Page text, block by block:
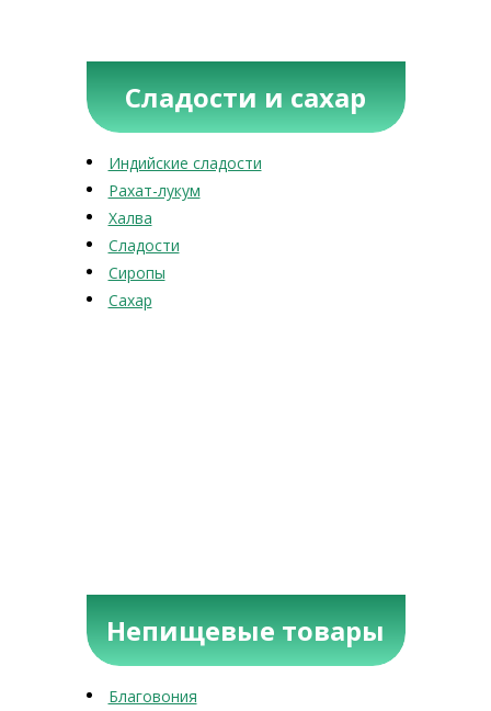
Сладости и сахар
Индийские сладости
Рахат-лукум
Халва
Сладости
Сиропы
Сахар
Непищевые товары
Благовония